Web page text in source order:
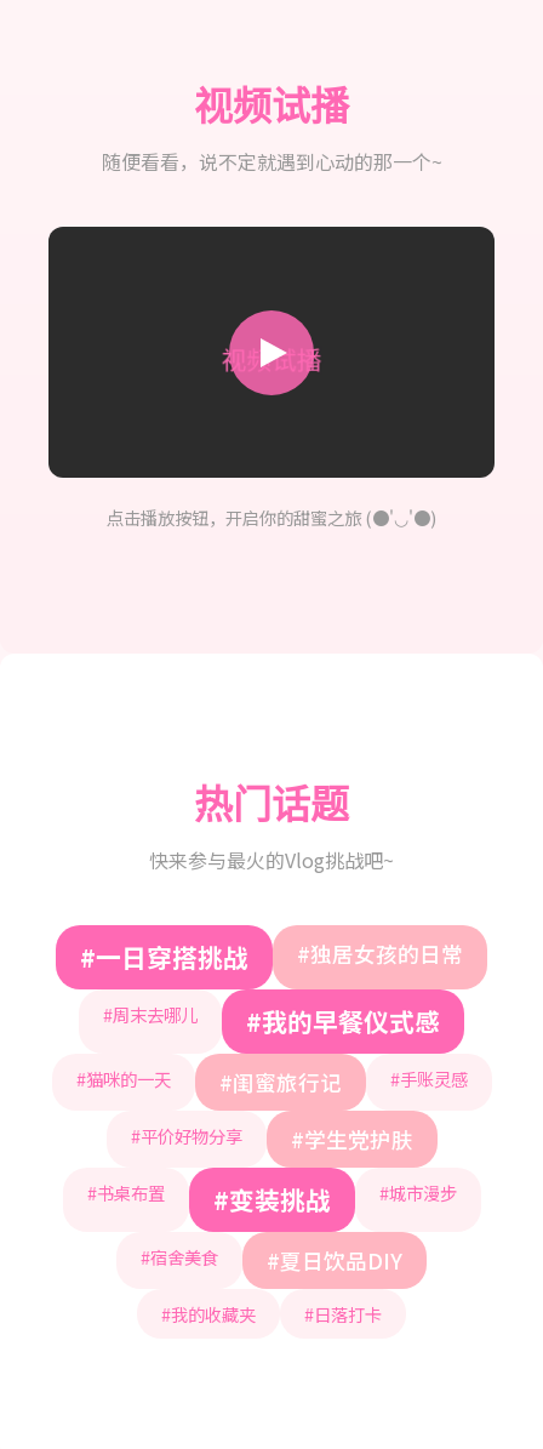
视频试播
随便看看，说不定就遇到心动的那一个~
点击播放按钮，开启你的甜蜜之旅 (●'◡'●)
热门话题
快来参与最火的Vlog挑战吧~
#一日穿搭挑战 #独居女孩的日常
#周末去哪儿 #我的早餐仪式感
#猫咪的一天 #闺蜜旅行记 #手账灵感
#平价好物分享 #学生党护肤
#书桌布置 #变装挑战 #城市漫步
#宿舍美食 #夏日饮品DIY
#我的收藏夹 #日落打卡